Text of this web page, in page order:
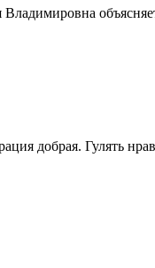
добрая. Гулять